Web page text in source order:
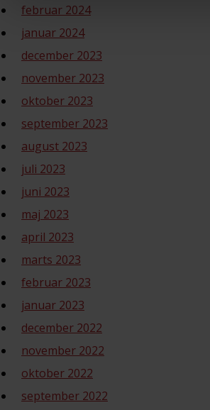
februar 2024
januar 2024
december 2023
november 2023
oktober 2023
september 2023
august 2023
juli 2023
juni 2023
maj 2023
april 2023
marts 2023
februar 2023
januar 2023
december 2022
november 2022
oktober 2022
september 2022